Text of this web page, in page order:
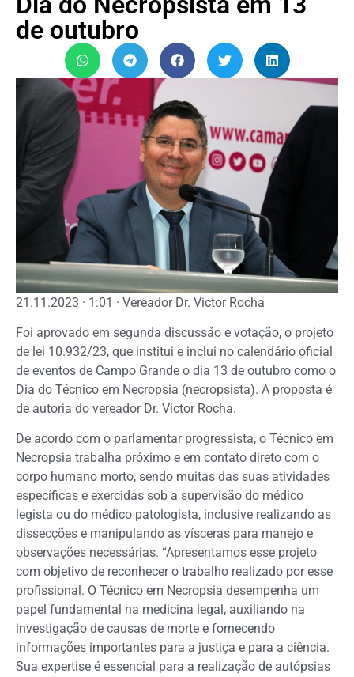
de outubro
21.11.2023 · 1:01 · Vereador Dr. Victor Rocha
Foi aprovado em segunda discussão e votação, o projeto
de lei 10.932/23, que institui e inclui no calendário oficial
de eventos de Campo Grande o dia 13 de outubro como o
Dia do Técnico em Necropsia (necropsista). A proposta é
de autoria do vereador Dr. Victor Rocha.
De acordo com o parlamentar progressista, o Técnico em
Necropsia trabalha próximo e em contato direto com o
corpo humano morto, sendo muitas das suas atividades
específicas e exercidas sob a supervisão do médico
legista ou do médico patologista, inclusive realizando as
dissecções e manipulando as vísceras para manejo e
observações necessárias. “Apresentamos esse projeto
com objetivo de reconhecer o trabalho realizado por esse
profissional. O Técnico em Necropsia desempenha um
papel fundamental na medicina legal, auxiliando na
investigação de causas de morte e fornecendo
informações importantes para a justiça e para a ciência.
Sua expertise é essencial para a realização de autópsias